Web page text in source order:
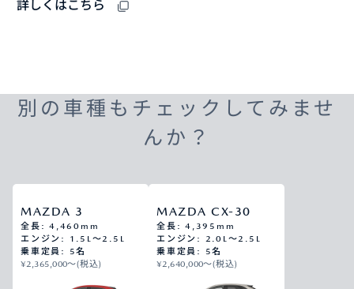
詳しくはこちら
別の車種もチェックしてみませ
んか？
MAZDA 3
全長: 4,460mm
エンジン: 1.5L～2.5L
乗車定員: 5名
¥2,365,000〜(税込)
MAZDA CX-30
全長: 4,395mm
エンジン: 2.0L～2.5L
乗車定員: 5名
¥2,640,000〜(税込)